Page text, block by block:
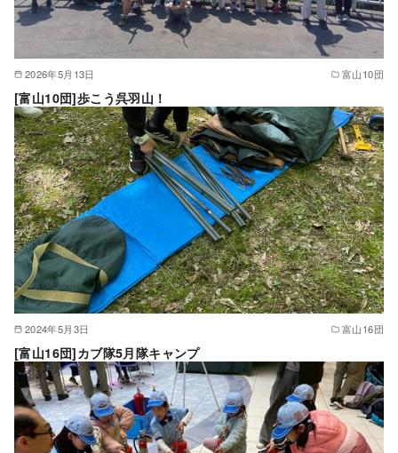
2026年5月13日 富山10団
[富山10団]歩こう呉羽山！
2024年5月3日 富山16団
[富山16団]カブ隊5月隊キャンプ